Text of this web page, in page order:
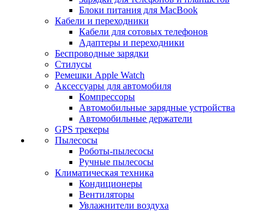
Блоки питания для MacBook
Кабели и переходники
Кабели для сотовых телефонов
Адаптеры и переходники
Беспроводные зарядки
Стилусы
Ремешки Apple Watch
Аксессуары для автомобиля
Компрессоры
Автомобильные зарядные устройства
Автомобильные держатели
GPS трекеры
Пылесосы
Роботы-пылесосы
Ручные пылесосы
Климатическая техника
Кондиционеры
Вентиляторы
Увлажнители воздуха